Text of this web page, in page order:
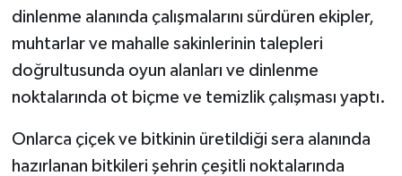
dinlenme alanında çalışmalarını sürdüren ekipler,
muhtarlar ve mahalle sakinlerinin talepleri
doğrultusunda oyun alanları ve dinlenme
noktalarında ot biçme ve temizlik çalışması yaptı.
Onlarca çiçek ve bitkinin üretildiği sera alanında
hazırlanan bitkileri şehrin çeşitli noktalarında
İNSAN
İş Dünyası
Kadın